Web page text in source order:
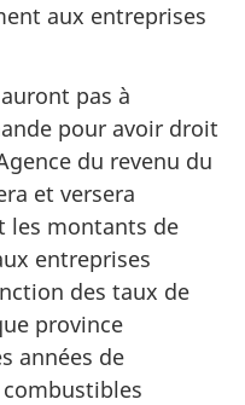
aux entreprises
pas à
pour avoir droit
du revenu du
et versera
les montants de
entreprises
des taux de
province
années de